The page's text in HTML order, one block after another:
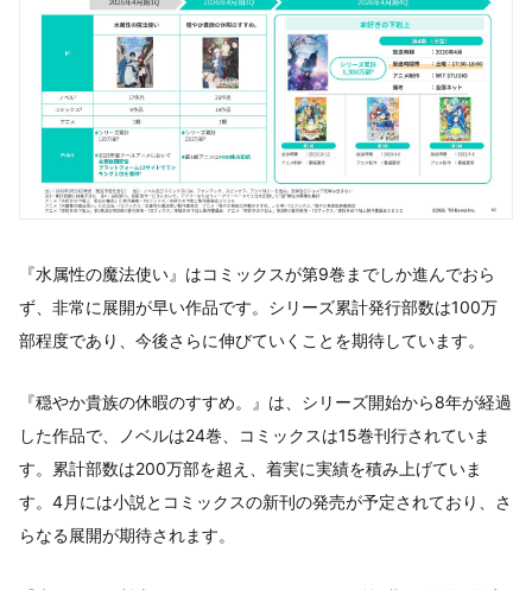
『水属性の魔法使い』はコミックスが第9巻までしか進んでおら
ず、非常に展開が早い作品です。シリーズ累計発行部数は100万
部程度であり、今後さらに伸びていくことを期待しています。
『穏やか貴族の休暇のすすめ。』は、シリーズ開始から8年が経過
した作品で、ノベルは24巻、コミックスは15巻刊行されていま
す。累計部数は200万部を超え、着実に実績を積み上げていま
す。4月には小説とコミックスの新刊の発売が予定されており、さ
らなる展開が期待されます。